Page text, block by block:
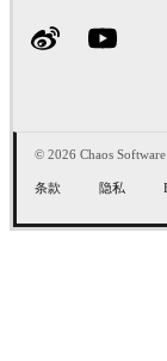
© 2026 Chaos
条款 隐私